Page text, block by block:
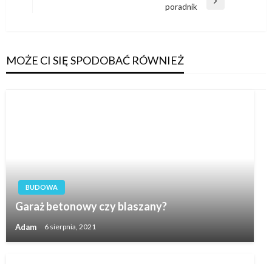
poradnik
MOŻE CI SIĘ SPODOBAĆ RÓWNIEŻ
BUDOWA
Garaż betonowy czy blaszany?
Adam 6 sierpnia, 2021